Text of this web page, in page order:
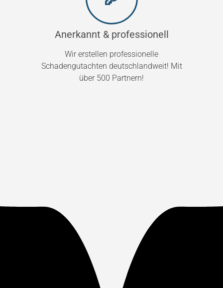
Anerkannt & professionell
Wir erstellen professionelle
Schadengutachten deutschlandweit! Mit
über 500 Partnern!